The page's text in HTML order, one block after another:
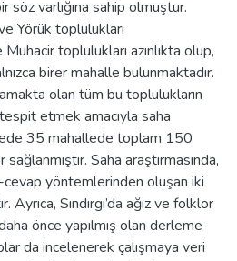
söz varlığına sahip olmuştur.
Yörük toplulukları
toplulukları azınlıkta olup,
birer mahalle bulunmaktadır.
olan tüm bu toplulukların
tespit etmek amacıyla saha
35 mahallede toplam 150
Saha araştırmasında,
yöntemlerinden oluşan iki
Ayrıca, Sındırgı’da ağız ve folklor
önce yapılmış olan derleme
da incelenerek çalışmaya veri